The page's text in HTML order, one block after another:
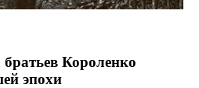
Короленко
эпохи